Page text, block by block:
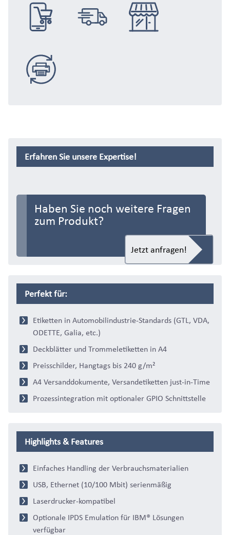
Anlagenbau Automotive Logistik
E-Commerce
Erfahren Sie unsere Expertise!
Haben Sie noch weitere Fragen
zum Produkt?
Jetzt anfragen!
Perfekt für:
Etiketten in Automobilindustrie-Standards (GTL, VDA,
ODETTE, Galia, etc.)
Deckblätter und Trommeletiketten in A4
Preisschilder, Hangtags bis 240 g/m²
A4 Versanddokumente, Versandetiketten just-in-Time
Prozessintegration mit optionaler GPIO Schnittstelle
Highlights & Features
Einfaches Handling der Verbrauchsmaterialien
USB, Ethernet (10/100 Mbit) serienmäßig
Laserdrucker-kompatibel
Optionale IPDS Emulation für IBM® Lösungen
verfügbar